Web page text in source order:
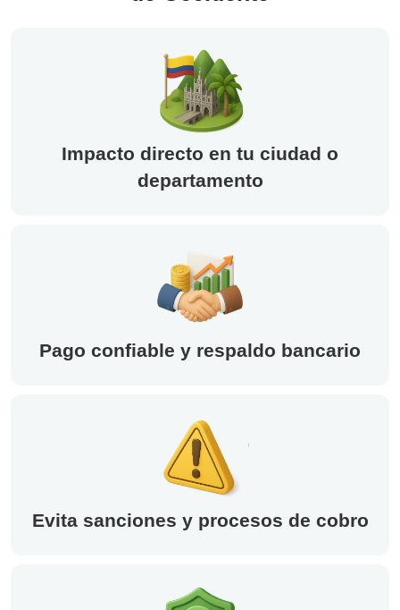
Impacto directo en tu ciudad o
departamento
Pago confiable y respaldo bancario
Evita sanciones y procesos de cobro